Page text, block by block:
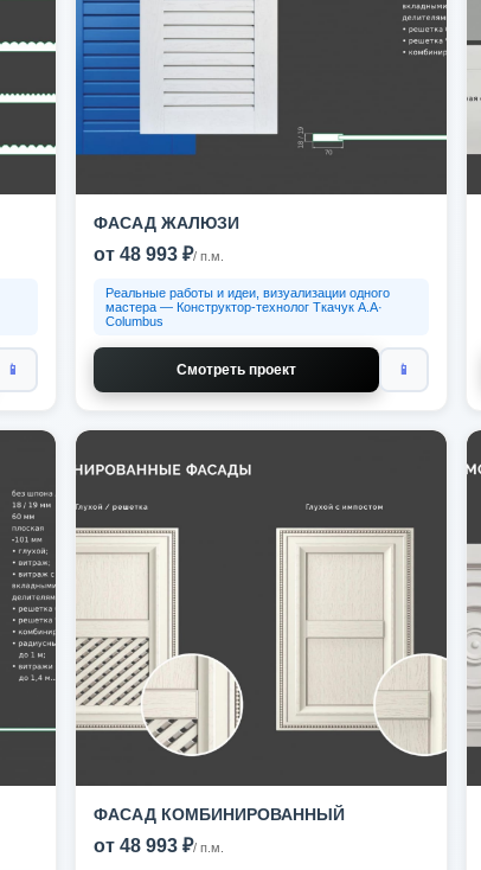
📱
ФАСАД ЖАЛЮЗИ
от 48 993 ₽/ п.м.
Реальные работы и идеи, визуализации одного
мастера — Конструктор-технолог Ткачук А.А·
Columbus
Смотреть проект 📱
ФАСАД КОМБИНИРОВАННЫЙ
от 48 993 ₽/ п.м.